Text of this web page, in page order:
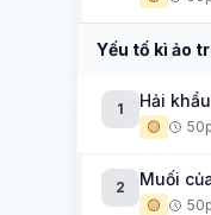
Yếu tố kì ảo
1 Hải
🟡
2 Muối
🟡